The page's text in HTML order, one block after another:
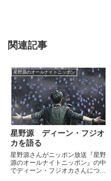
関連記事
星野源のオールナイトニッポン
星野源 ディーン・フジオ
カを語る
星野源さんがニッポン放送『星野
源のオールナイトニッポン』の中
でディーン・フジオカさんについ